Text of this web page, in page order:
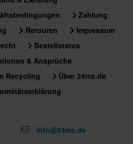
Zahlung
Retouren
Impressum
Bestellstatus
& Ansprüche
Recycling
Über 24mx.de
info@24mx.de